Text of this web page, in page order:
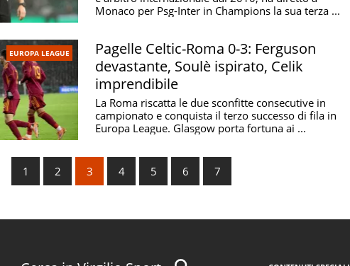
Monaco per Psg-Inter in Champions la sua terza ...
EUROPA LEAGUE
Pagelle Celtic-Roma 0-3: Ferguson
devastante, Soulè ispirato, Celik
imprendibile
La Roma riscatta le due sconfitte consecutive in
campionato e conquista il terzo successo di fila in
Europa League. Glasgow porta fortuna ai ...
1 2 3 4 5 6 7